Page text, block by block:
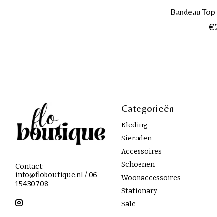
Bandeau
Contact:
info@floboutique.nl/ 06-
15430708
Categorieën
Kleding
Sieraden
Accessoires
Schoenen
Woonaccessoires
Stationary
Sale